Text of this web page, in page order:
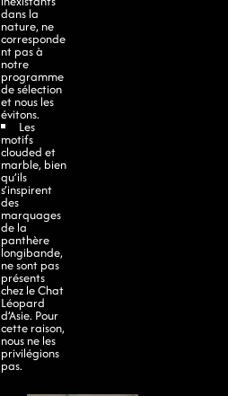
dans la
nature, ne
corresponde
nt pas à
notre
programme
de sélection
et nous les
évitons.
Les
motifs
clouded et
marble, bien
qu’ils
s’inspirent
des
marquages
de la
panthère
longibande,
ne sont pas
présents
chez le Chat
Léopard
d’Asie. Pour
cette raison,
nous ne les
privilégions
pas.